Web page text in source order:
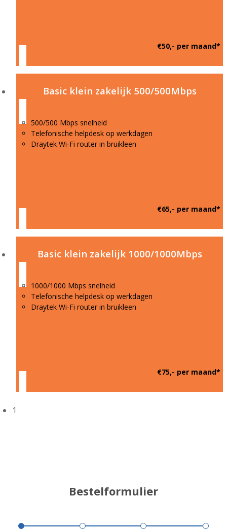
€50,- per maand*
Basic klein zakelijk 500/500Mbps
500/500 Mbps snelheid
Telefonische helpdesk op werkdagen
Draytek Wi-Fi router in bruikleen
€65,- per maand*
Basic klein zakelijk 1000/1000Mbps
1000/1000 Mbps snelheid
Telefonische helpdesk op werkdagen
Draytek Wi-Fi router in bruikleen
€75,- per maand*
1
Bestelformulier